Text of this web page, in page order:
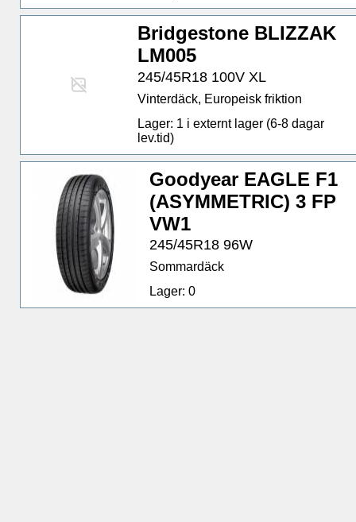
Bridgestone BLIZZAK
LM005
245/45R18 100V XL
Vinterdäck, Europeisk friktion
Lager: 1 i externt lager (6-8 dagar
lev.tid)
Goodyear EAGLE F1
(ASYMMETRIC) 3 FP
VW1
245/45R18 96W
Sommardäck
Lager: 0